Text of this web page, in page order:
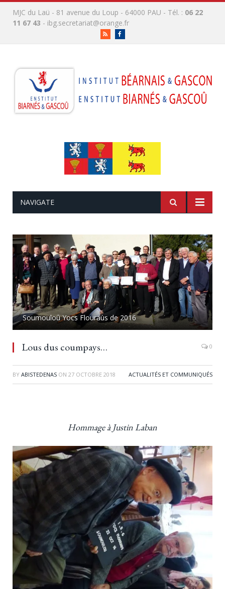
MJC du Laü - 81 avenue du Loup - 64000 PAU - Tél. : 06 22
11 67 43 - ibg.secretariat@orange.fr
RSS
NAVIGATE
Soumouloû Yocs Flouraùs de 2016
Lous dus coumpays… 0
BY ABISTEDENAS ON 27 OCTOBRE 2018 ACTUALITÉS ET COMMUNIQUÉS
Hommage à Justin Laban